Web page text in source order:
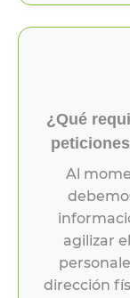
¿Qué
Al
agilizar
dirección